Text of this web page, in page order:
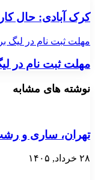
کرک آبادی: حال
مهلت ثبت نام در لیگ
مهلت ثبت نام در
نوشته های مشابه
تهران، ساری و رشت
۲۸ خرداد, ۱۴۰۵